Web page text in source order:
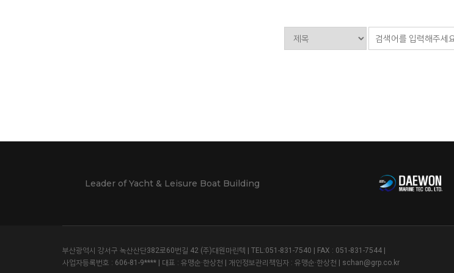
Leader of Yacht & Leisure Boat Building
부산광역시 강서구 녹산산단382로60번길 42 (주)대원마린텍 | TEL:051-831-7540 | FAX : 051-831-7544 |
사업자등록번호 : 606-81-9**** | 대표 : 유맹순·한상천 | 개인정보관리책임자 : 유맹순·한상천 | schan@grp.co.kr